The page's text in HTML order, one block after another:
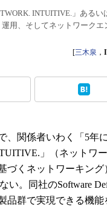
INTUITIVE.」あるい
用、そしてネットワークエ
[三木泉 ，
、関係者いわく「5年
」（ネットワ
づくネットワーキング
い。同社のSoftware
品群で実現できる機能